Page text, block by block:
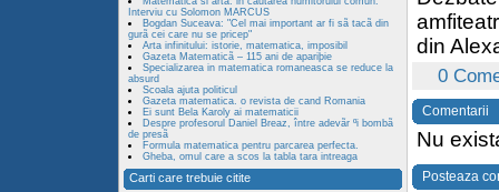
Interviu cu Solomon MARCUS
Bogdan Suceava: "Cel mai important ar fi sã tacã din
gurã cei care nu se pricep"
Arta infinitului: istorie, matematica, imposibil
Gazeta Matematicã – 115 ani de apariþie
Specializarea in matematica romaneasca se reduce la
absurd
Scoala ajuta politicul
Gazeta matematica. o revista de cand Romania
Ei sunt Bela Karoly ai matematicii
Despre profesorul Daniel Breaz, între adevãr ºi bombã
de presã
Formula matematica pentru parcarea perfecta.
Gheba, omul care a scos la tabla tara intreaga
Carti care trebuie citite
din
0
Comentarii
Nu
Posteaza